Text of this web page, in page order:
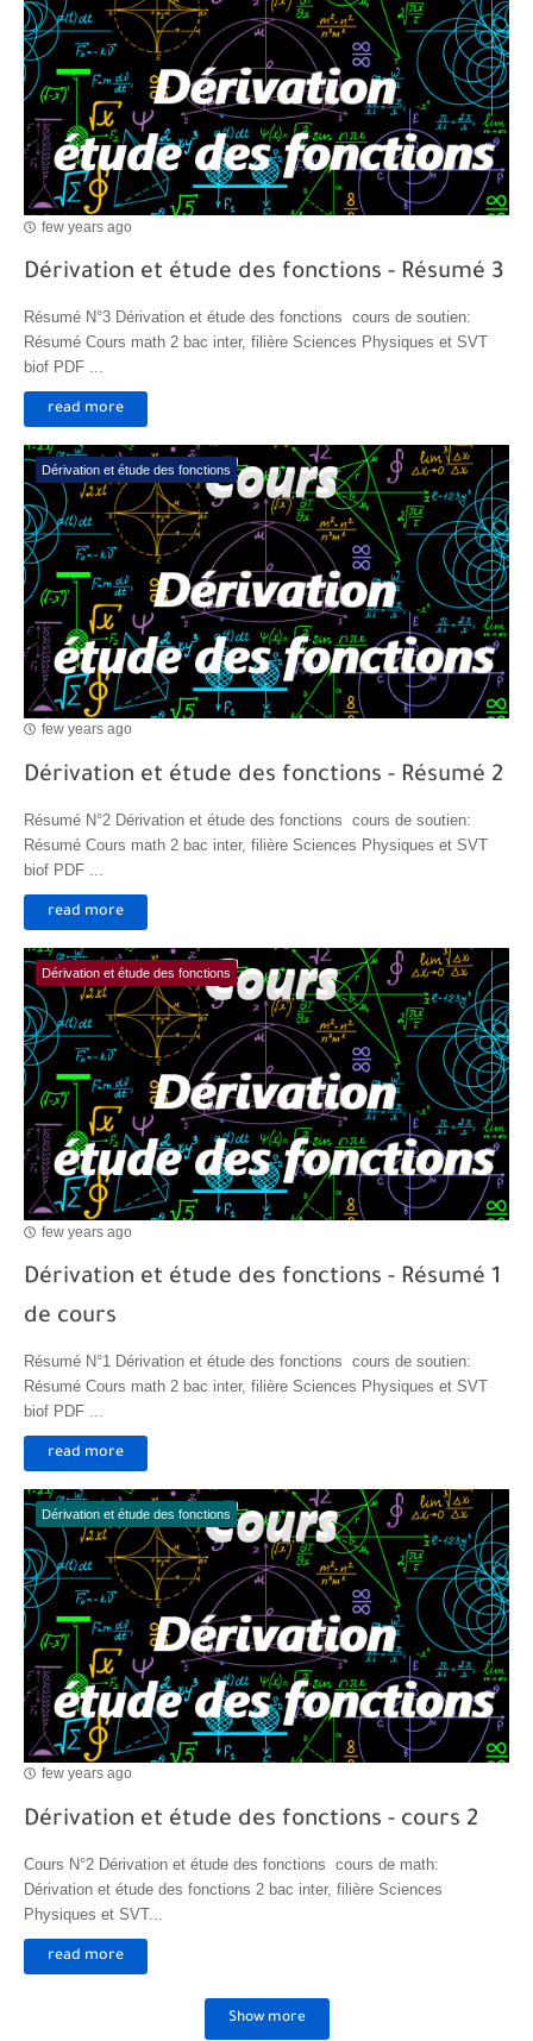
few years ago
Dérivation et étude des fonctions - Résumé 3
Résumé N°3 Dérivation et étude des fonctions cours de soutien:
Résumé Cours math 2 bac inter, filière Sciences Physiques et SVT
biof PDF ...
read more
Dérivation et étude des fonctions
few years ago
Dérivation et étude des fonctions - Résumé 2
Résumé N°2 Dérivation et étude des fonctions cours de soutien:
Résumé Cours math 2 bac inter, filière Sciences Physiques et SVT
biof PDF ...
read more
Dérivation et étude des fonctions
few years ago
Dérivation et étude des fonctions - Résumé 1
de cours
Résumé N°1 Dérivation et étude des fonctions cours de soutien:
Résumé Cours math 2 bac inter, filière Sciences Physiques et SVT
biof PDF ...
read more
Dérivation et étude des fonctions
few years ago
Dérivation et étude des fonctions - cours 2
Cours N°2 Dérivation et étude des fonctions cours de math:
Dérivation et étude des fonctions 2 bac inter, filière Sciences
Physiques et SVT...
read more
Show more